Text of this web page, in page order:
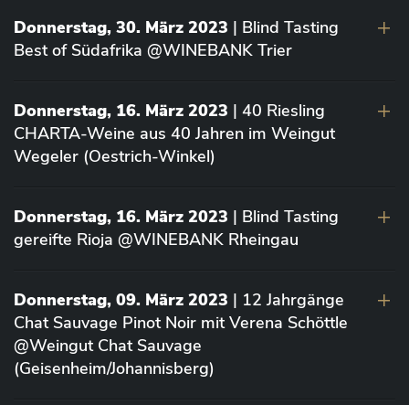
Donnerstag, 30. März 2023 | Blind Tasting
Best of Südafrika @WINEBANK Trier
Donnerstag, 16. März 2023 | 40 Riesling
CHARTA-Weine aus 40 Jahren im Weingut
Wegeler (Oestrich-Winkel)
Donnerstag, 16. März 2023 | Blind Tasting
gereifte Rioja @WINEBANK Rheingau
Donnerstag, 09. März 2023 | 12 Jahrgänge
Chat Sauvage Pinot Noir mit Verena Schöttle
@Weingut Chat Sauvage
(Geisenheim/Johannisberg)